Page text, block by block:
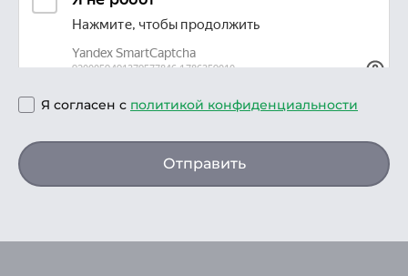
Я согласен с политикой конфиденциальности
Отправить